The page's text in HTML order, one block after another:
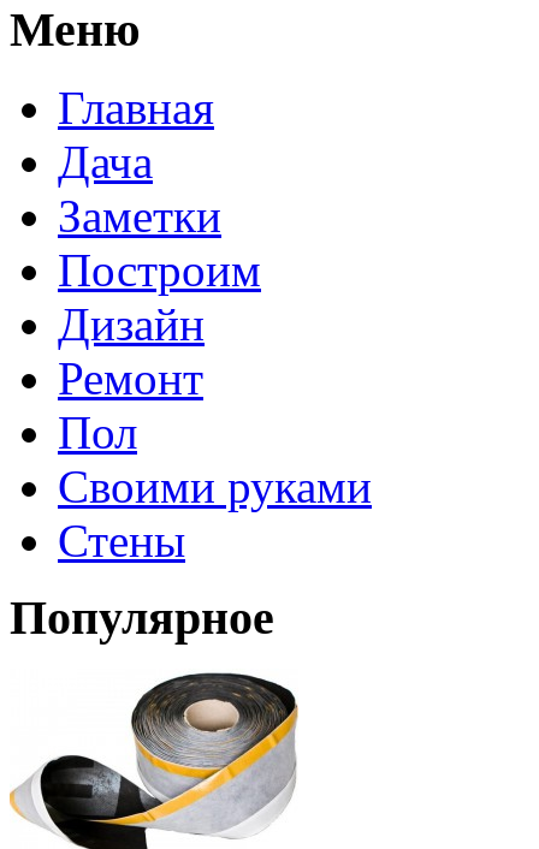
Меню
Главная
Дача
Заметки
Построим
Дизайн
Ремонт
Пол
Своими руками
Стены
Популярное